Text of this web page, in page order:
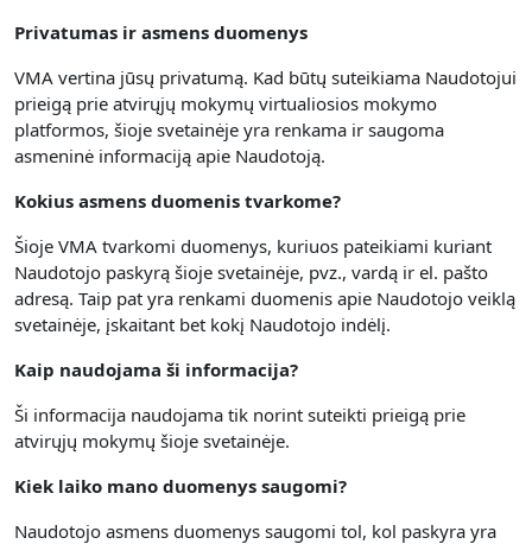
Privatumas ir asmens duomenys
VMA vertina jūsų privatumą. Kad būtų suteikiama Naudotojui
prieigą prie atvirųjų mokymų virtualiosios mokymo
platformos, šioje svetainėje yra renkama ir saugoma
asmeninė informaciją apie Naudotoją.
Kokius asmens duomenis tvarkome?
Šioje VMA tvarkomi duomenys, kuriuos pateikiami kuriant
Naudotojo paskyrą šioje svetainėje, pvz., vardą ir el. pašto
adresą. Taip pat yra renkami duomenis apie Naudotojo veiklą
svetainėje, įskaitant bet kokį Naudotojo indėlį.
Kaip naudojama ši informacija?
Ši informacija naudojama tik norint suteikti prieigą prie
atvirųjų mokymų šioje svetainėje.
Kiek laiko mano duomenys saugomi?
Naudotojo asmens duomenys saugomi tol, kol paskyra yra